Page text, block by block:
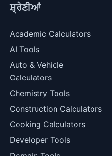
ਸ਼੍ਰੇਣੀਆਂ
Academic Calculators
AI Tools
Auto & Vehicle
Calculators
Chemistry Tools
Construction Calculators
Cooking Calculators
Developer Tools